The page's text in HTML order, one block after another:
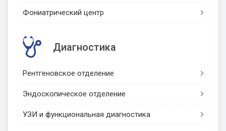
Фониатрический центр
Диагностика
Рентгеновское отделение
Эндоскопическое отделение
УЗИ и функциональная диагностика